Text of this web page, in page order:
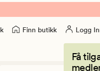
Finn butikk Logg
Få